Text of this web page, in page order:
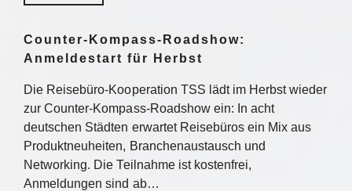
Counter-Kompass-Roadshow:
Anmeldestart für Herbst
Die Reisebüro-Kooperation TSS lädt im Herbst wieder
zur Counter-Kompass-Roadshow ein: In acht
deutschen Städten erwartet Reisebüros ein Mix aus
Produktneuheiten, Branchenaustausch und
Networking. Die Teilnahme ist kostenfrei,
Anmeldungen sind ab…